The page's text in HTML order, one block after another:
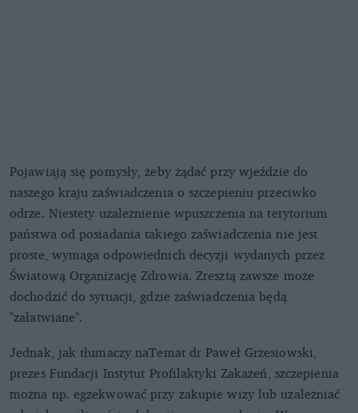
Pojawiają się pomysły, żeby żądać przy wjeździe do
naszego kraju zaświadczenia o szczepieniu przeciwko
odrze. Niestety uzależnienie wpuszczenia na terytorium
państwa od posiadania takiego zaświadczenia nie jest
proste, wymaga odpowiednich decyzji wydanych przez
Światową Organizację Zdrowia. Zresztą zawsze może
dochodzić do sytuacji, gdzie zaświadczenia będą
"załatwiane".
Jednak, jak tłumaczy naTemat dr Paweł Grzesiowski,
prezes Fundacji Instytut Profilaktyki Zakażeń, szczepienia
można np. egzekwować przy zakupie wizy lub uzależniać